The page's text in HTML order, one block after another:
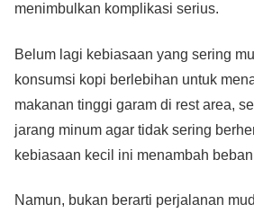
menimbulkan komplikasi serius.
Belum lagi kebiasaan yang sering
konsumsi kopi berlebihan untuk
makanan tinggi garam di rest area,
jarang minum agar tidak sering
kebiasaan kecil ini menambah
Namun, bukan berarti perjalanan